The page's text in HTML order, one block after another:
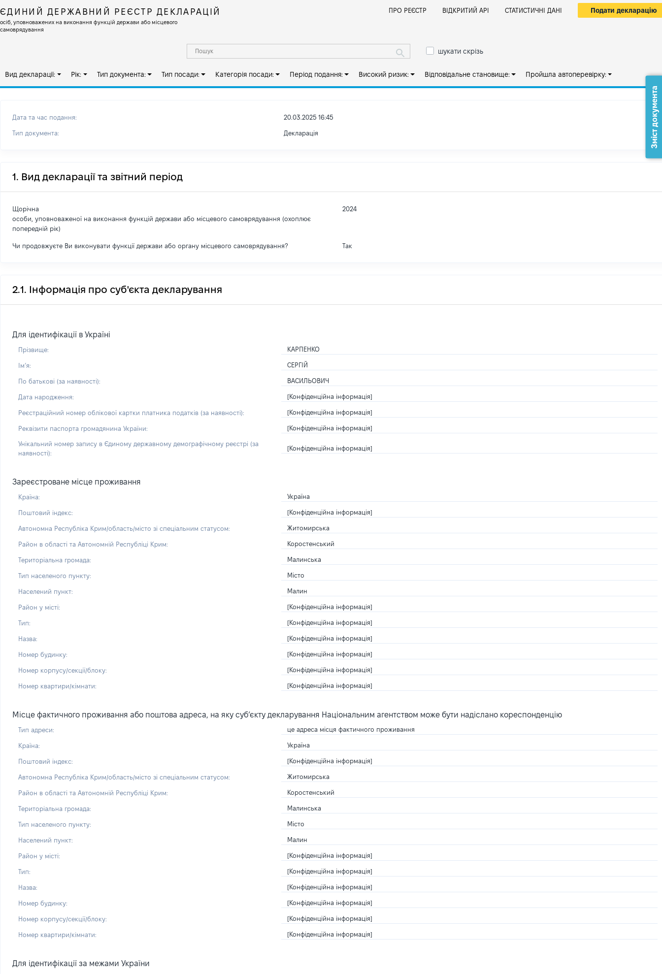
ЄДИНИЙ ДЕРЖАВНИЙ РЕЄСТР ДЕКЛАРАЦІЙ
осіб, уповноважених на виконання функцій держави або місцевого
самоврядування
ПРО РЕЄСТР ВІДКРИТИЙ АРІ СТАТИСТИЧНІ ДАНІ Подати декларацію
шукати скрізь
Вид декларації: Рік: Тип документа: Тип посади: Категорія посади: Період подання: Високий ризик: Відповідальне становище: Пройшла автоперевірку:
Дата та час подання: 20.03.2025 16:45
Тип документа: Декларація
1. Вид декларації та звітний період
Щорічна
особи, уповноваженої на виконання функцій держави або місцевого самоврядування (охоплює
попередній рік)
2024
Чи продовжуєте Ви виконувати функції держави або органу місцевого самоврядування? Так
2.1. Інформація про суб'єкта декларування
Для ідентифікації в Україні
Прізвище: КАРПЕНКО
Імʼя: СЕРГІЙ
По батькові (за наявності): ВАСИЛЬОВИЧ
Дата народження: [Конфіденційна інформація]
Реєстраційний номер облікової картки платника податків (за наявності): [Конфіденційна інформація]
Реквізити паспорта громадянина України: [Конфіденційна інформація]
Унікальний номер запису в Єдиному державному демографічному реєстрі (за
наявності):
[Конфіденційна інформація]
Зареєстроване місце проживання
Країна: Україна
Поштовий індекс: [Конфіденційна інформація]
Автономна Республіка Крим/область/місто зі спеціальним статусом: Житомирська
Район в області та Автономній Республіці Крим: Коростенський
Територіальна громада: Малинська
Тип населеного пункту: Місто
Населений пункт: Малин
Район у місті: [Конфіденційна інформація]
Тип: [Конфіденційна інформація]
Назва: [Конфіденційна інформація]
Номер будинку: [Конфіденційна інформація]
Номер корпусу/секції/блоку: [Конфіденційна інформація]
Номер квартири/кімнати: [Конфіденційна інформація]
Місце фактичного проживання або поштова адреса, на яку суб’єкту декларування Національним агентством може бути надіслано кореспонденцію
Тип адреси: це адреса місця фактичного проживання
Країна: Україна
Поштовий індекс: [Конфіденційна інформація]
Автономна Республіка Крим/область/місто зі спеціальним статусом: Житомирська
Район в області та Автономній Республіці Крим: Коростенський
Територіальна громада: Малинська
Тип населеного пункту: Місто
Населений пункт: Малин
Район у місті: [Конфіденційна інформація]
Тип: [Конфіденційна інформація]
Назва: [Конфіденційна інформація]
Номер будинку: [Конфіденційна інформація]
Номер корпусу/секції/блоку: [Конфіденційна інформація]
Номер квартири/кімнати: [Конфіденційна інформація]
Для ідентифікації за межами України
Зміст документа